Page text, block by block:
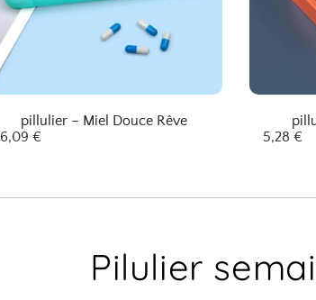
pillulier – Miel Douce Rêve
6,09 €
5,28 €
Pilulier